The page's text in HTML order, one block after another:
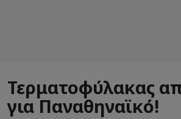
Τερματοφύλακας
για Παναθηναϊκό!